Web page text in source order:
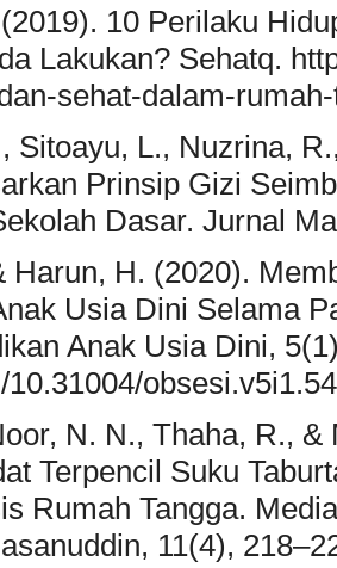
10 Perilaku
Lakukan? Sehatq.
sehat-dalam-
Sitoayu, L., Nuzrina,
Prinsip Gizi
Dasar. Jurnal
Harun, H. (2020).
Usia Dini Selama
Anak Usia Dini,
N. N., Thaha, R.,
Terpencil Suku
Rumah Tangga.
11(4),